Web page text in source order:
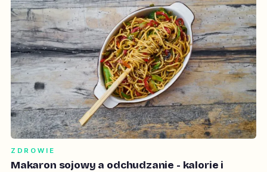
ZDROWIE
Makaron sojowy a odchudzanie - kalorie i